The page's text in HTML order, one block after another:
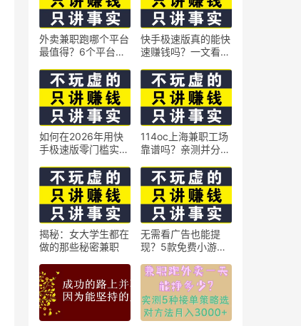
外卖兼职跑哪个平台
最值得？6个平台实
快手极速版真的能快
速赚钱吗？一文看懂
如何在2026年用快
手极速版零门槛实现
技巧
114oc上海兼职工场
靠谱吗？亲测并分享
揭秘：女大学生都在
做的那些秘密兼职
无需看广告也能提
现？5款免费小游戏